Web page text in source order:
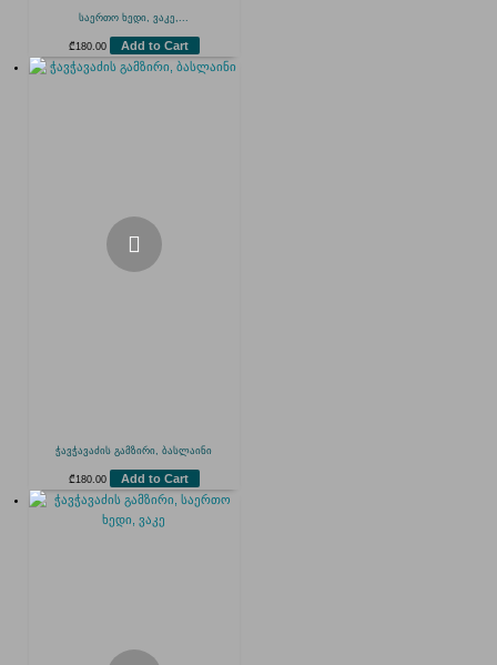
საერთო ხედი, ვაკე,...
₾180.00 Add to Cart
ჭავჭავაძის გამზირი, ბასლაინი
₾180.00 Add to Cart